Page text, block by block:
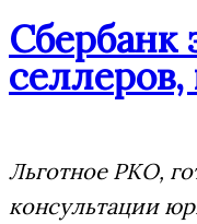
Сбербанк
Льготное РКО,
консультации